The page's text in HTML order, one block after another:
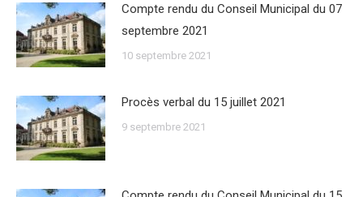
Compte rendu du Conseil Municipal du 07
septembre 2021
10 septembre 2021
Procès verbal du 15 juillet 2021
9 septembre 2021